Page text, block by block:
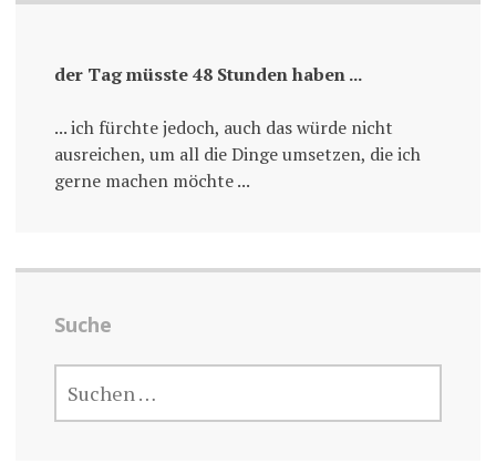
der Tag müsste 48 Stunden haben ...
... ich fürchte jedoch, auch das würde nicht
ausreichen, um all die Dinge umsetzen, die ich
gerne machen möchte ...
Suche
NACH: